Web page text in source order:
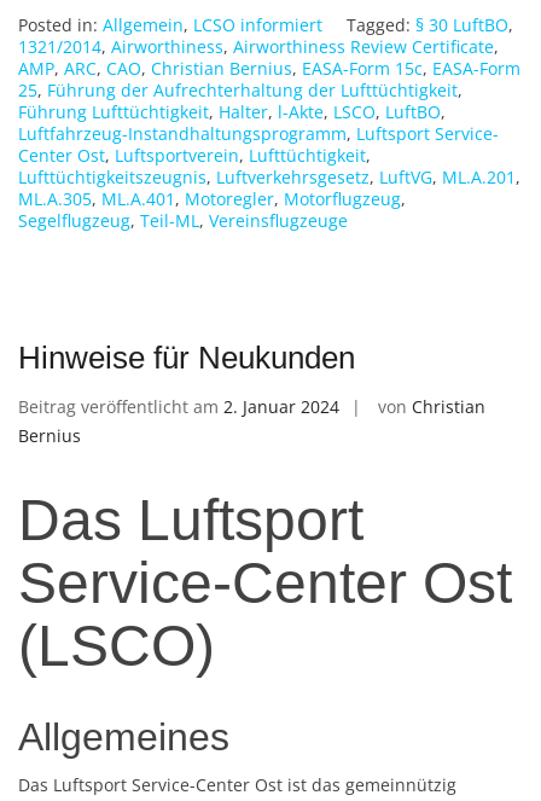
Posted in: Allgemein, LCSO informiert Tagged: § 30 LuftBO,
1321/2014, Airworthiness, Airworthiness Review Certificate,
AMP, ARC, CAO, Christian Bernius, EASA-Form 15c, EASA-Form
25, Führung der Aufrechterhaltung der Lufttüchtigkeit,
Führung Lufttüchtigkeit, Halter, l-Akte, LSCO, LuftBO,
Luftfahrzeug-Instandhaltungsprogramm, Luftsport Service-
Center Ost, Luftsportverein, Lufttüchtigkeit,
Lufttüchtigkeitszeugnis, Luftverkehrsgesetz, LuftVG, ML.A.201 ,
ML.A.305, ML.A.401 , Motoregler, Motorflugzeug,
Segelflugzeug, Teil-ML, Vereinsflugzeuge
Hinweise für Neukunden
Beitrag veröffentlicht am 2. Januar 2024 von Christian
Bernius
Das Luftsport
Service-Center Ost
(LSCO)
Allgemeines
Das Luftsport Service-Center Ost ist das gemeinnützig